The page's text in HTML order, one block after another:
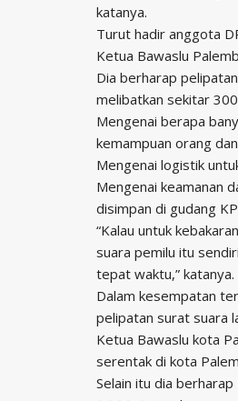
katanya.
Turut hadir anggota
Ketua Bawaslu
Dia berharap
melibatkan sekitar
Mengenai berapa
kemampuan orang
Mengenai logistik
Mengenai keamanan
disimpan di gudang
“Kalau untuk
suara pemilu itu
tepat waktu,” katanya.
Dalam kesempatan
pelipatan surat suara
Ketua Bawaslu kota
serentak di kota
Selain itu dia